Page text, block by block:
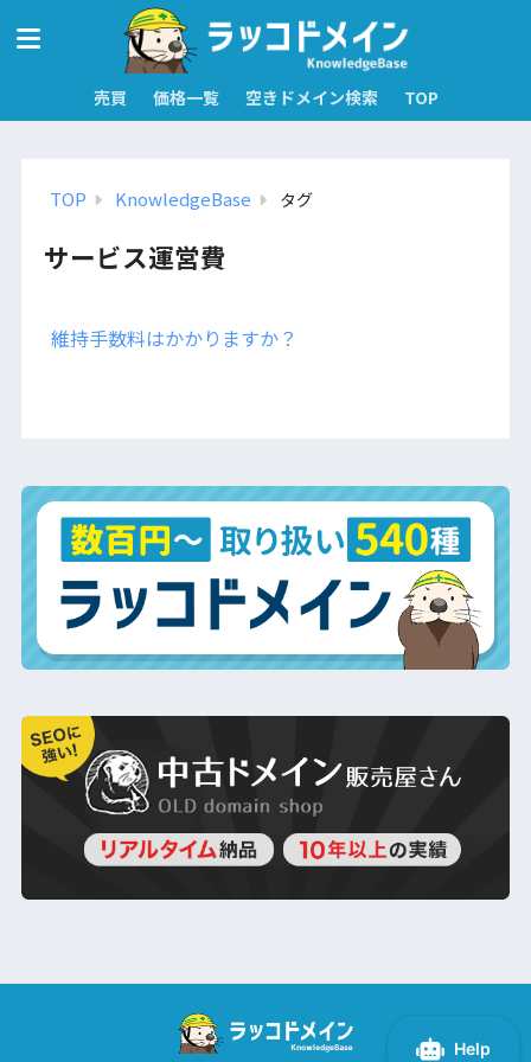
売買 価格一覧 空きドメイン検索 TOP
TOP KnowledgeBase タグ
サービス運営費
維持手数料はかかりますか？